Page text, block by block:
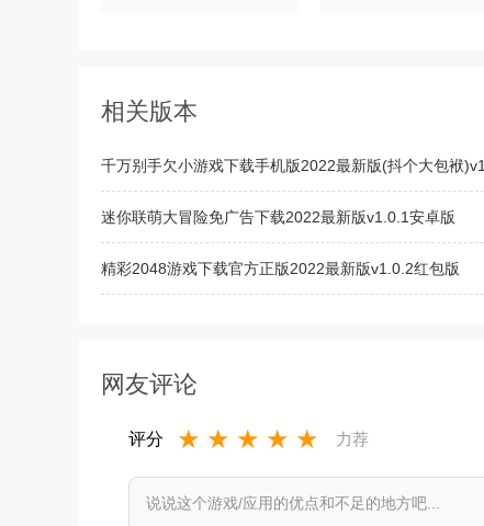
相关版本
千万别手欠小游戏下载手机版2022最新版(抖个大包袱)v1
迷你联萌大冒险免广告下载2022最新版v1.0.1安卓版
精彩2048游戏下载官方正版2022最新版v1.0.2红包版
网友评论
评分 ★ ★ ★ ★ ★ 力荐